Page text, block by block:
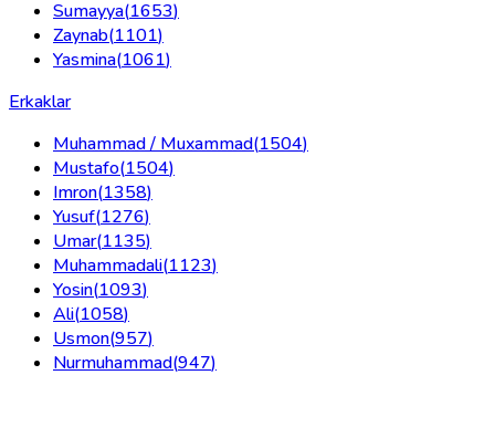
Sumayya(1653)
Zaynab(1101)
Yasmina(1061)
Erkaklar
Muhammad / Muxammad(1504)
Mustafo(1504)
Imron(1358)
Yusuf(1276)
Umar(1135)
Muhammadali(1123)
Yosin(1093)
Ali(1058)
Usmon(957)
Nurmuhammad(947)